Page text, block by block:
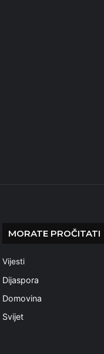
MORATE PROČITATI
Vijesti
Dijaspora
Domovina
Svijet